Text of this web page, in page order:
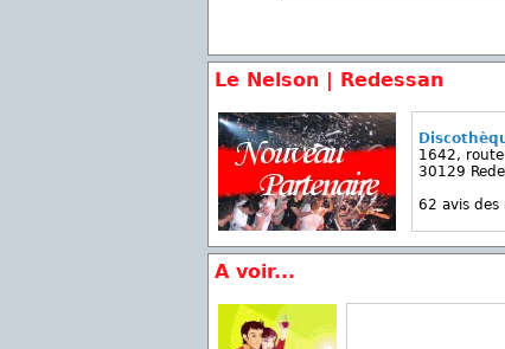
Le Nelson | Redessan
1642,
30129
62 avis des
A voir...